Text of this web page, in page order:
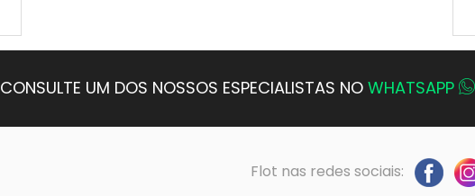
CONSULTE UM DOS NOSSOS ESPECIALISTAS NO WHATSAPP
Flot nas redes sociais: